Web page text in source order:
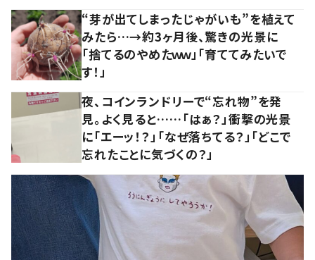
“芽が出てしまったじゃがいも”を植えて
みたら…→約3ヶ月後、驚きの光景に
「捨てるのやめたｗｗ」「育ててみたいで
す！」
夜、コインランドリーで“忘れ物”を発
見。よく見ると……「はぁ？」衝撃の光景
に「エーッ！？」「なぜ落ちてる？」「どこで
忘れたことに気づくの？」